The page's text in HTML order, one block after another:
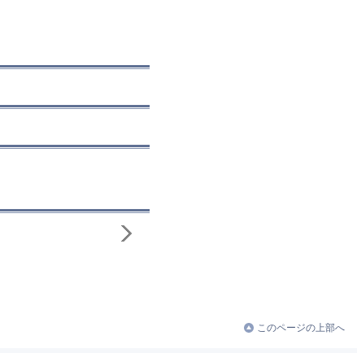
このページの上部へ